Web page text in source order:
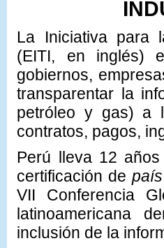
La Iniciativa para
(EITI, en inglés)
gobiernos,
transparentar la
petróleo y gas) a
contratos, pagos,
Perú lleva 12
certificación de
VII Conferencia
latinoamericana
inclusión de la